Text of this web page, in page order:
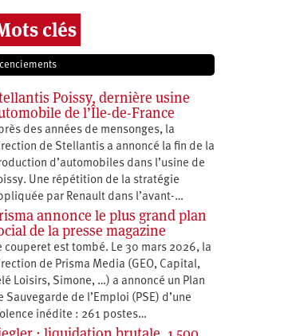
clés
Poissy, dernière usine
de l’Île-de-France
des années de mensonges, la
de Stellantis a annoncé la fin de la
d’automobiles dans l’usine de
Une répétition de la stratégie
par Renault dans l’avant-…
annonce le plus grand plan
de la presse magazine
couperet est tombé. Le 30 mars 2026, la
de Prisma Media (GEO, Capital,
Loisirs, Simone, …) a annoncé un Plan
Sauvegarde de l’Emploi (PSE) d’une
inédite : 261 postes…